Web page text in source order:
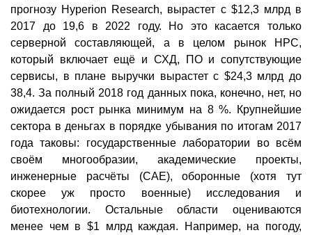
прогнозу Hyperion Research, вырастет с $12,3 млрд в
2017 до 19,6 в 2022 году. Но это касается только
серверной составляющей, а в целом рынок HPC,
который включает ещё и СХД, ПО и сопутствующие
сервисы, в плане выручки вырастет с $24,3 млрд до
38,4. За полный 2018 год данных пока, конечно, нет, но
ожидается рост рынка минимум на 8 %. Крупнейшие
сектора в деньгах в порядке убывания по итогам 2017
года таковы: государственные лаборатории во всём
своём многообразии, академические проекты,
инженерные расчёты (CAE), оборонные (хотя тут
скорее уж просто военные) исследования и
биотехнологии. Остальные области оцениваются
менее чем в $1 млрд каждая. Например, на погоду,